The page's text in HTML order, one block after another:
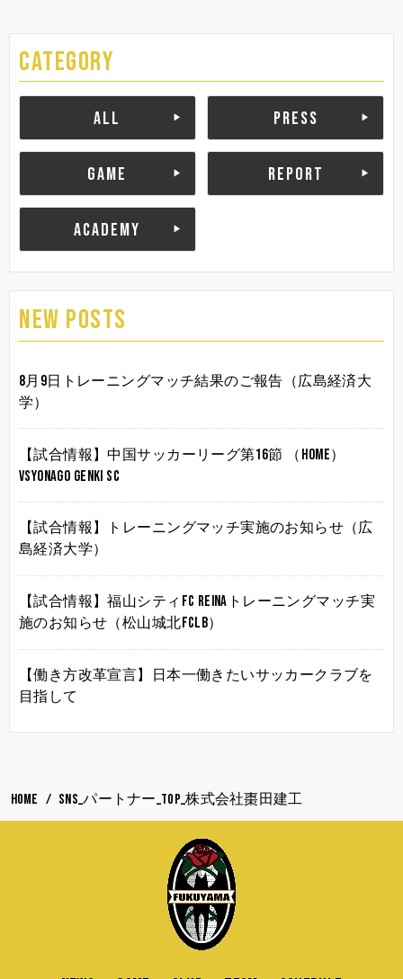
CATEGORY
ALL PRESS
GAME REPORT
ACADEMY
NEW POSTS
8月9日トレーニングマッチ結果のご報告（広島経済大
学）
【試合情報】中国サッカーリーグ第16節 （HOME）
vsYonago Genki SC
【試合情報】トレーニングマッチ実施のお知らせ（広
島経済大学）
【試合情報】福山シティFC Reinaトレーニングマッチ実
施のお知らせ（松山城北FCLB）
【働き方改革宣言】日本一働きたいサッカークラブを
目指して
HOME SNS_パートナー_TOP_株式会社棗田建工